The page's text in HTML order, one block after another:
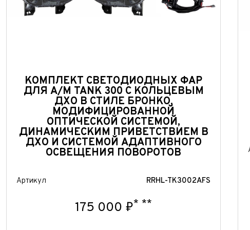
КОМПЛЕКТ СВЕТОДИОДНЫХ ФАР
ДЛЯ А/М TANK 300 С КОЛЬЦЕВЫМ
ДХО В СТИЛЕ БРОНКО,
МОДИФИЦИРОВАННОЙ
ОПТИЧЕСКОЙ СИСТЕМОЙ,
ДИНАМИЧЕСКИМ ПРИВЕТСТВИЕМ В
ДХО И СИСТЕМОЙ АДАПТИВНОГО
ОСВЕЩЕНИЯ ПОВОРОТОВ
Артикул RRHL-TK3002AFS
175 000 ₽* **